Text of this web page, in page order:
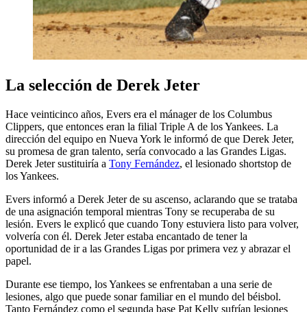
La selección de Derek Jeter
Hace veinticinco años, Evers era el mánager de los Columbus
Clippers, que entonces eran la filial Triple A de los Yankees. La
dirección del equipo en Nueva York le informó de que Derek Jeter,
su promesa de gran talento, sería convocado a las Grandes Ligas.
Derek Jeter sustituiría a Tony Fernández, el lesionado shortstop de
los Yankees.
Evers informó a Derek Jeter de su ascenso, aclarando que se trataba
de una asignación temporal mientras Tony se recuperaba de su
lesión. Evers le explicó que cuando Tony estuviera listo para volver,
volvería con él. Derek Jeter estaba encantado de tener la
oportunidad de ir a las Grandes Ligas por primera vez y abrazar el
papel.
Durante ese tiempo, los Yankees se enfrentaban a una serie de
lesiones, algo que puede sonar familiar en el mundo del béisbol.
Tanto Fernández como el segunda base Pat Kelly sufrían lesiones